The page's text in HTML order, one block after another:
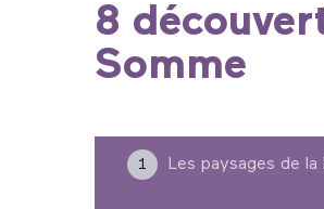
8
Somme
1 Les paysages de